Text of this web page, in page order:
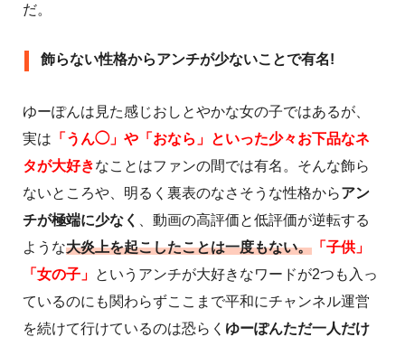
だ。
飾らない性格からアンチが少ないことで有名!
ゆーぽんは見た感じおしとやかな女の子ではあるが、
実は 「うん◯」や「おなら」といった少々お下品なネ
タが大好きなことはファンの間では有名。そんな飾ら
ないところや、明るく裏表のなさそうな性格からアン
チが極端に少なく
、動画の高評価と低評価が逆転する
ような大炎上を起こしたことは一度もない。 「子供」
「女の子」 というアンチが大好きなワードが2つも入っ
ているのにも関わらずここまで平和にチャンネル運営
を続けて行けているのは恐らく ゆーぽんただ一人だけ